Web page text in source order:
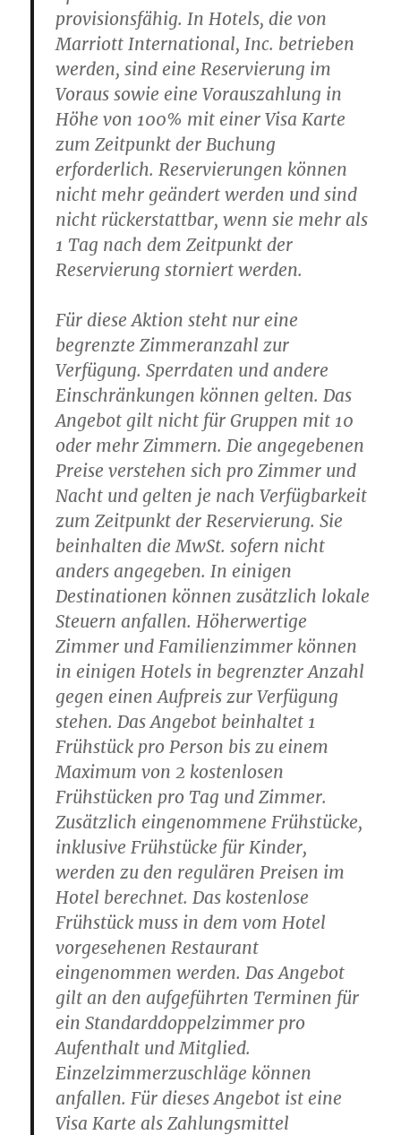
provisionsfähig. In Hotels, die von
Marriott International, Inc. betrieben
werden, sind eine Reservierung im
Voraus sowie eine Vorauszahlung in
Höhe von 100% mit einer Visa Karte
zum Zeitpunkt der Buchung
erforderlich. Reservierungen können
nicht mehr geändert werden und sind
nicht rückerstattbar, wenn sie mehr als
1 Tag nach dem Zeitpunkt der
Reservierung storniert werden.
Für diese Aktion steht nur eine
begrenzte Zimmeranzahl zur
Verfügung. Sperrdaten und andere
Einschränkungen können gelten. Das
Angebot gilt nicht für Gruppen mit 10
oder mehr Zimmern. Die angegebenen
Preise verstehen sich pro Zimmer und
Nacht und gelten je nach Verfügbarkeit
zum Zeitpunkt der Reservierung. Sie
beinhalten die MwSt. sofern nicht
anders angegeben. In einigen
Destinationen können zusätzlich lokale
Steuern anfallen. Höherwertige
Zimmer und Familienzimmer können
in einigen Hotels in begrenzter Anzahl
gegen einen Aufpreis zur Verfügung
stehen. Das Angebot beinhaltet 1
Frühstück pro Person bis zu einem
Maximum von 2 kostenlosen
Frühstücken pro Tag und Zimmer.
Zusätzlich eingenommene Frühstücke,
inklusive Frühstücke für Kinder,
werden zu den regulären Preisen im
Hotel berechnet. Das kostenlose
Frühstück muss in dem vom Hotel
vorgesehenen Restaurant
eingenommen werden. Das Angebot
gilt an den aufgeführten Terminen für
ein Standarddoppelzimmer pro
Aufenthalt und Mitglied.
Einzelzimmerzuschläge können
anfallen. Für dieses Angebot ist eine
Visa Karte als Zahlungsmittel